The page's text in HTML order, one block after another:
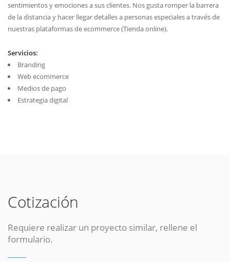
sentimientos y emociones a sus clientes. Nos gusta romper la barrera
de la distancia y hacer llegar detalles a personas especiales a través de
nuestras plataformas de ecommerce (Tienda online).
Servicios:
Branding
Web ecommerce
Medios de pago
Estrategia digital
Cotización
Requiere realizar un proyecto similar, rellene el
formulario.